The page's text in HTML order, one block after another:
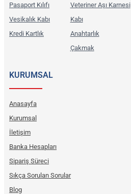
Pasaport Kılıfı
Vesikalık Kabı
Kredi Kartlık
Veteriner Aşı Karnesi
Kabı
Anahtarlık
Çakmak
KURUMSAL
Anasayfa
Kurumsal
İletişim
Banka Hesapları
Sipariş Süreci
Sıkça Sorulan Sorular
Blog